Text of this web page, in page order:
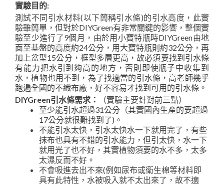
實驗目的:
測試不同引水材料(以下簡稱引水條)的引水高度，此實
驗雖簡單，但對於DIYGreen有非常關鍵的影響，整個實
驗至少進行了9個月，由於用小寶特瓶時DIYGreen由地
面至基盤的高度約24公分，用大寶特瓶則約32公分，再
加上盆型15公分，框型多層更高，故必須要找到引水條
有能力把水引到夠高的地方，否則即使瓶子中收集到
水，植物也用不到，為了找適當的引水條，高老師幾乎
跑遍全國的不織布廠，好不容易才找到可用的引水條。
DIYGreen引水條需求：
（實驗主要針對前三點）
至少能引水超過31公分（其實國內生產的要超過
17公分就很難找到了)。
不能引水太快，引水太快水一下就用完了，有些
抹布也具有不錯的引水能力，但引太快，水一下
就用光了也不好，其實植物須要的水不多，太多
太濕反而不好。
不會吸進去出不來(例如尿布或衛生棉等材料即
具有此特性，水被吸入就不太出來了，故不適